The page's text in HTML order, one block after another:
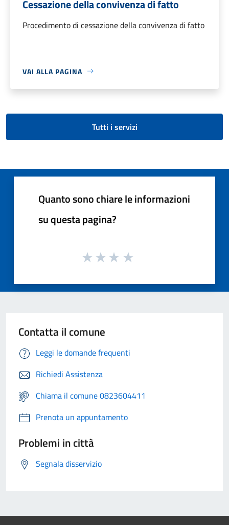
Cessazione della convivenza di fatto
Procedimento di cessazione della convivenza di fatto
VAI ALLA PAGINA
Tutti i servizi
Quanto sono chiare le informazioni
su questa pagina?
Contatta il comune
Leggi le domande frequenti
Richiedi Assistenza
Chiama il comune 0823604411
Prenota un appuntamento
Problemi in città
Segnala disservizio